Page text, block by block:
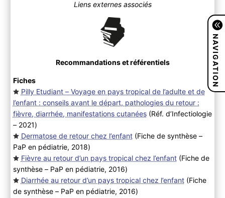
Liens externes associés
Recommandations et référentiels
Fiches
Pilly Etudiant – Voyage en pays tropical de l’adulte et de
l’enfant : conseils avant le départ, pathologies du retour :
fièvre, diarrhée, manifestations cutanées(Réf. d’Infectiologie
– 2021)
Dermatose de retour chez l’enfant(Fiche de synthèse –
PaP en pédiatrie, 2018)
Fièvre au retour d’un pays tropical chez l’enfant(Fiche de
synthèse – PaP en pédiatrie, 2016)
Diarrhée au retour d’un pays tropical chez l’enfant(Fiche
de synthèse – PaP en pédiatrie, 2016)
NAVIGATION